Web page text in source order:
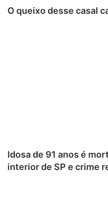
O queixo desse casal
Idosa de 91 anos é
interior de SP e crime